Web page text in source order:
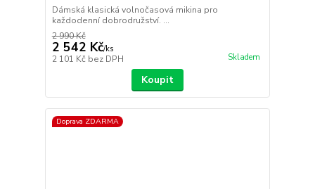
Dámská klasická volnočasová mikina pro
každodenní dobrodružství. ...
2 990 Kč
2 542 Kč/ks
2 101 Kč bez DPH Skladem
Koupit
Doprava ZDARMA